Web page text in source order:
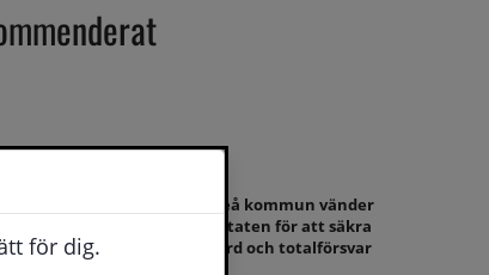
för dig.
kommuns skolor
Sollefteå kommun vänder
sig till staten för att säkra
akutvård och totalförsvar